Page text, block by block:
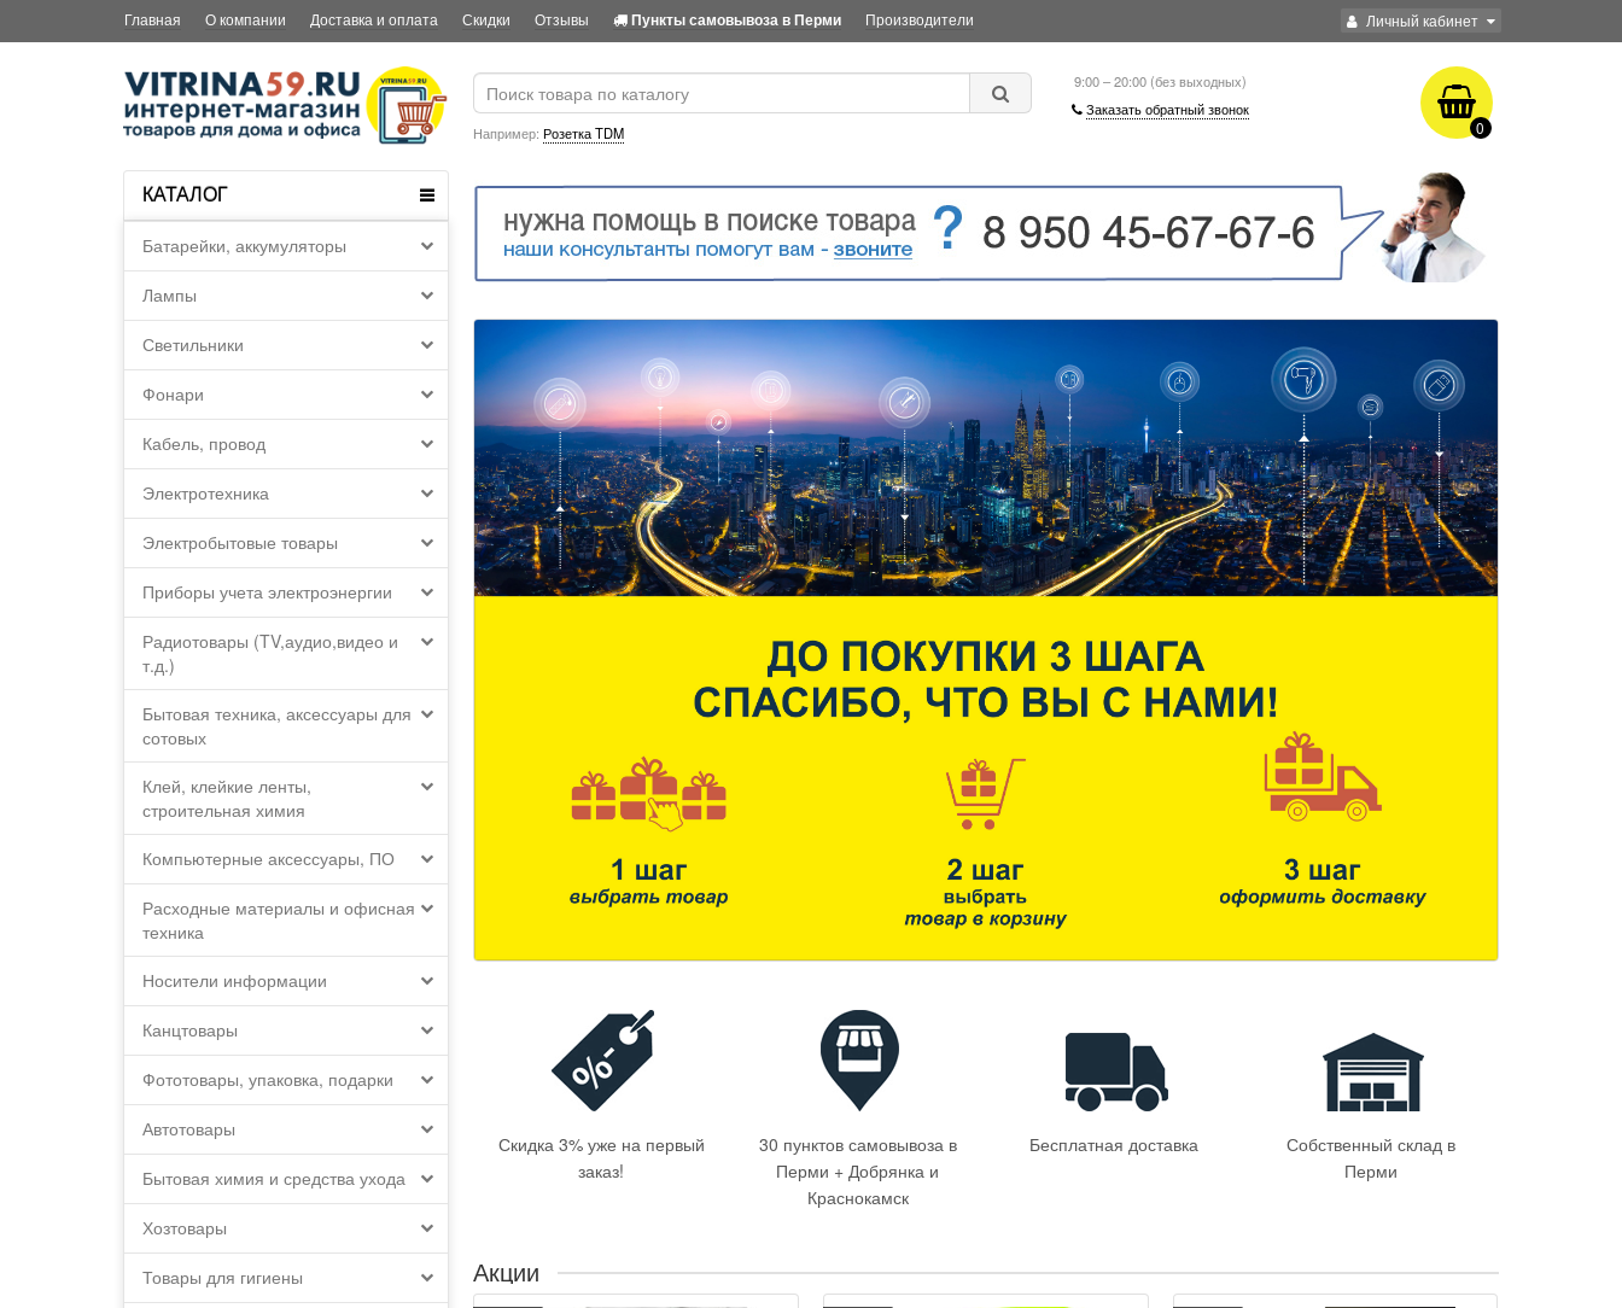
Личный кабинет
Главная О компании Доставка и оплата Скидки Отзывы Пункты самовывоза в Перми Производители
Например: Розетка TDM
9:00 – 20:00 (без выходных)
Заказать обратный звонок
0
КАТАЛОГ
Батарейки, аккумуляторы
Лампы
Светильники
Фонари
Кабель, провод
Электротехника
Электробытовые товары
Приборы учета электроэнергии
Радиотовары (TV,аудио,видео и
т.д.)
Бытовая техника, аксессуары для
сотовых
Клей, клейкие ленты,
строительная химия
Компьютерные аксессуары, ПО
Расходные материалы и офисная
техника
Носители информации
Канцтовары
Фототовары, упаковка, подарки
Автотовары
Бытовая химия и средства ухода
Хозтовары
Товары для гигиены
Скидка 3% уже на первый
заказ!
30 пунктов самовывоза в
Перми + Добрянка и
Краснокамск
Бесплатная доставка
Собственный склад в
Перми
Акции